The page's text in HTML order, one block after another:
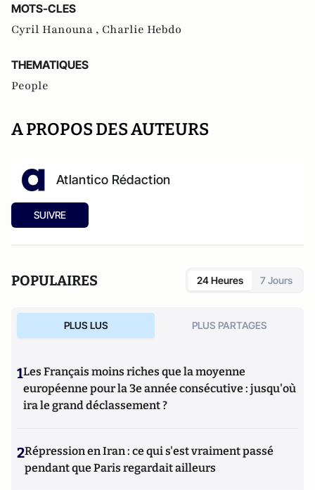
MOTS-CLES
Cyril Hanouna , Charlie Hebdo
THEMATIQUES
People
A PROPOS DES AUTEURS
Atlantico Rédaction
SUIVRE
POPULAIRES 24 Heures 7 Jours
PLUS LUS PLUS PARTAGES
1Les Français moins riches que la moyenne
européenne pour la 3e année consécutive : jusqu'où
ira le grand déclassement ?
2Répression en Iran : ce qui s'est vraiment passé
pendant que Paris regardait ailleurs